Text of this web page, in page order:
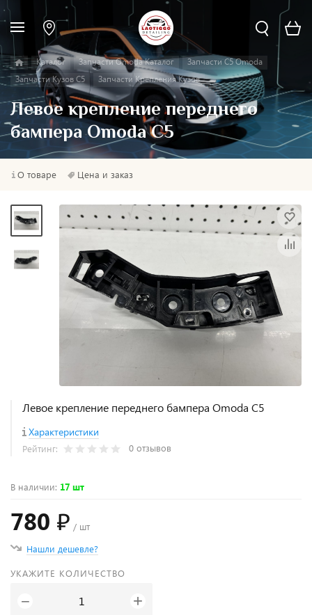
Каталог Запчасти Omoda Каталог
Запчасти C5 Omoda
Запчасти Кузов C5
Запчасти Крепления Кузов
Левое крепление переднего
бампера Omoda C5
О товаре Цена и заказ
Левое крепление переднего бампера Omoda C5
Характеристики
Рейтинг: 0 отзывов
В наличии: 17 шт
780 ₽ / шт
Нашли дешевле?
УКАЖИТЕ КОЛИЧЕСТВО
− +